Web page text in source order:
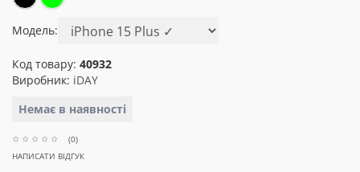
Модель:
Код товару: 40932
Виробник: iDAY
Немає в наявності
(0)
НАПИСАТИ ВІДГУК